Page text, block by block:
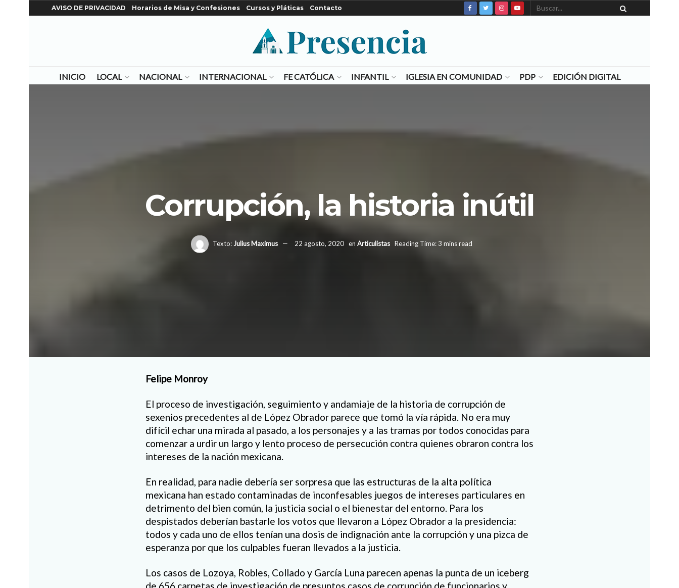
AVISO DE PRIVACIDAD Horarios de Misa y Confesiones Cursos y Pláticas Contacto
INICIO LOCAL NACIONAL INTERNACIONAL FE CATÓLICA INFANTIL IGLESIA EN COMUNIDAD PDP EDICIÓN DIGITAL
Corrupción, la historia inútil
Texto: Julius Maximus 22 agosto, 2020 en Articulistas Reading Time: 3 mins read
Felipe Monroy
El proceso de investigación, seguimiento y andamiaje de la historia de corrupción de
sexenios precedentes al de López Obrador parece que tomó la vía rápida. No era muy
difícil echar una mirada al pasado, a los personajes y a las tramas por todos conocidas para
comenzar a urdir un largo y lento proceso de persecución contra quienes obraron contra los
intereses de la nación mexicana.
En realidad, para nadie debería ser sorpresa que las estructuras de la alta política
mexicana han estado contaminadas de inconfesables juegos de intereses particulares en
detrimento del bien común, la justicia social o el bienestar del entorno. Para los
despistados deberían bastarle los votos que llevaron a López Obrador a la presidencia:
todos y cada uno de ellos tenían una dosis de indignación ante la corrupción y una pizca de
esperanza por que los culpables fueran llevados a la justicia.
Los casos de Lozoya, Robles, Collado y García Luna parecen apenas la punta de un iceberg